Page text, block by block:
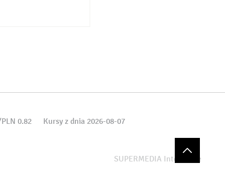
0.82 Kursy z dnia 2026-08-07
SUPERMEDIA Interactive